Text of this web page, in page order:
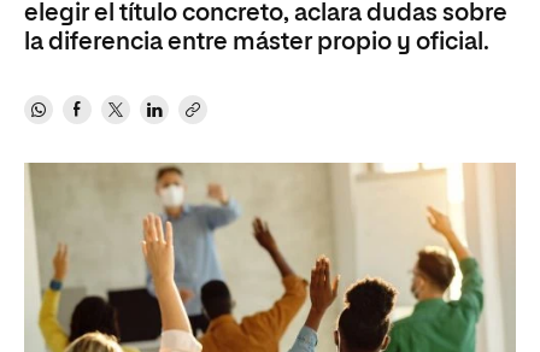
elegir el título concreto, aclara dudas sobre
la diferencia entre máster propio y oficial.